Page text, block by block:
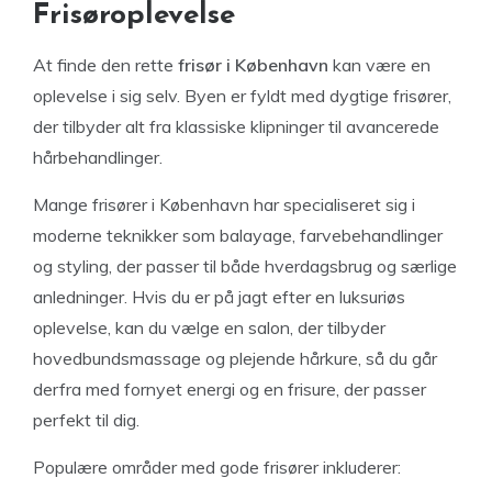
Frisøroplevelse
At finde den rette frisør i København kan være en
oplevelse i sig selv. Byen er fyldt med dygtige frisører,
der tilbyder alt fra klassiske klipninger til avancerede
hårbehandlinger.
Mange frisører i København har specialiseret sig i
moderne teknikker som balayage, farvebehandlinger
og styling, der passer til både hverdagsbrug og særlige
anledninger. Hvis du er på jagt efter en luksuriøs
oplevelse, kan du vælge en salon, der tilbyder
hovedbundsmassage og plejende hårkure, så du går
derfra med fornyet energi og en frisure, der passer
perfekt til dig.
Populære områder med gode frisører inkluderer: